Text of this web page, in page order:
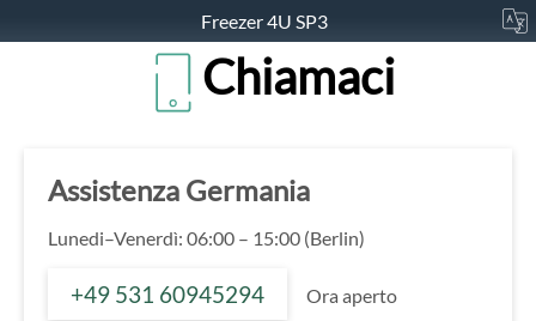
Freezer 4U SP3
Chiamaci
Assistenza Germania
Lunedi–Venerdì: 06:00 – 15:00 (Berlin)
+49 531 60945294 Ora aperto